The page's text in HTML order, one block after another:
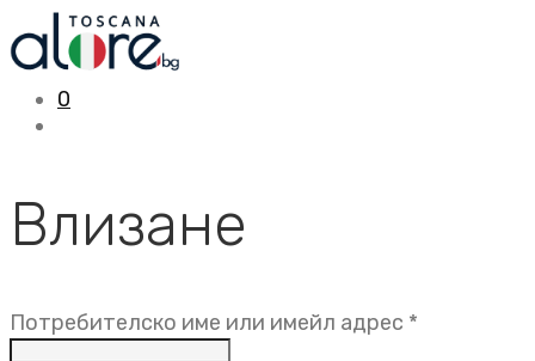
0
Влизане
Потребителско име или имейл адрес *